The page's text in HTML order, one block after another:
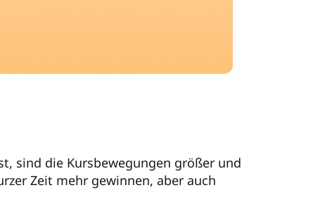
sind die Kursbewegungen größer und
Zeit mehr gewinnen, aber auch